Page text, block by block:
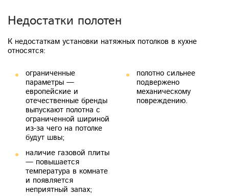
Недостатки полотен
К недостаткам установки натяжных потолков в кухне
относятся:
ограниченные
параметры —
европейские и
отечественные бренды
выпускают полотна с
ограниченной шириной
из-за чего на потолке
будут швы;
наличие газовой плиты
— повышается
температура в комнате
и появляется
неприятный запах;
полотно сильнее
подвержено
механическому
повреждению.